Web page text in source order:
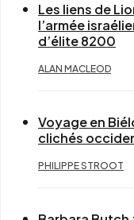
Les liens de
l’armée
d’élite 8200
ALAN MACLEOD
Voyage en
clichés
PHILIPPE STROOT